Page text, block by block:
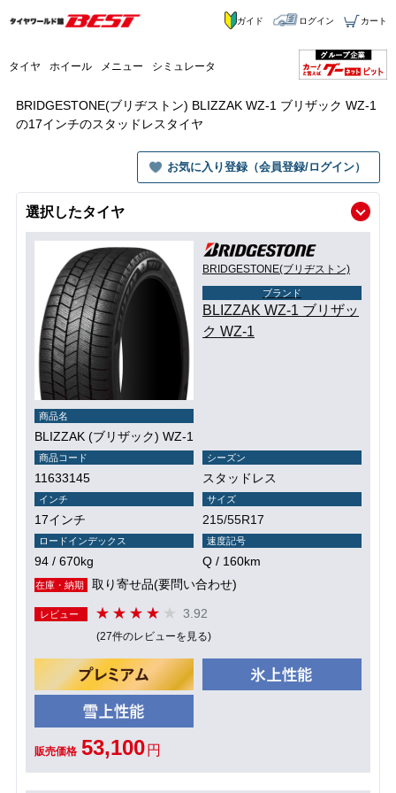
タイヤ ホイール メニュー シミュレータ
ガイド ログイン カート
BRIDGESTONE(ブリヂストン) BLIZZAK WZ-1 ブリザック WZ-1
の17インチのスタッドレスタイヤ
お気に入り登録（会員登録/ログイン）
選択したタイヤ
BRIDGESTONE(ブリヂストン)
ブランド
BLIZZAK WZ-1 ブリザッ
ク WZ-1
商品名
BLIZZAK (ブリザック) WZ-1
商品コード
11633145
シーズン
スタッドレス
インチ
17インチ
サイズ
215/55R17
ロードインデックス
94 / 670kg
速度記号
Q / 160km
在庫・納期 取り寄せ品(要問い合わせ)
レビュー 3.92
(27件のレビューを見る)
販売価格 53,100 円